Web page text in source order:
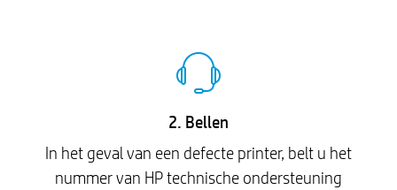
2. Bellen
In het geval van een defecte printer, belt u het
nummer van HP technische ondersteuning